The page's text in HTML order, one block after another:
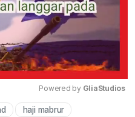
Powered by GliaStudios
haji mabrur